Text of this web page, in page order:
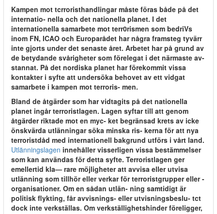
Kampen mot tcrroristhandlingar måste föras både på det
internatio- nella och det nationella planet. I det
internationella samarbete mot terr0rismen som bedriVs
inom FN, ICAO och Europarådet har några framsteg tyvärr
inte gjorts under det senaste året. Arbetet har på grund av
de betydande svårigheter som förelegat i det närmaste av-
stannat. På det nordiska planet har förekommit vissa
kontakter i syfte att undersöka behovet av ett vidgat
samarbete i kampen mot terroris- men.
Bland de åtgärder som har vidtagits på det nationella
planet ingår terroristlagen. Lagen syftar till att genom
åtgärder riktade mot en myc- ket begränsad krets av icke
önskvärda utlänningar söka minska ris- kerna för att nya
terroristdåd med internationell bakgrund utförs i vårt land.
Utlänningslagen innehåller visserligen vissa bestämmelser
som kan användas för detta syfte. Terroristlagen ger
emellertid kla— rare möjligheter att avvisa eller utvisa
utlänning som tillhör eller verkar för terroristgrupper eller -
organisationer. Om en sådan utlän- ning samtidigt är
politisk flykting, får avvisnings- eller utvisningsbeslu- tct
dock inte verkställas. Om verkställighetshinder föreligger,